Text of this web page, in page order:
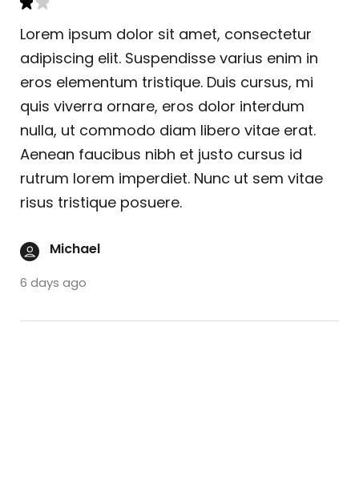
Lorem ipsum dolor sit amet, consectetur
adipiscing elit. Suspendisse varius enim in
eros elementum tristique. Duis cursus, mi
quis viverra ornare, eros dolor interdum
nulla, ut commodo diam libero vitae erat.
Aenean faucibus nibh et justo cursus id
rutrum lorem imperdiet. Nunc ut sem vitae
risus tristique posuere.
Michael
6 days ago